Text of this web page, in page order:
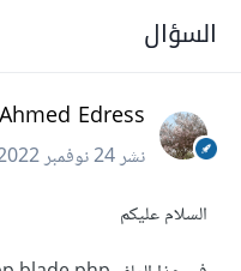
السؤال
Ahmed Edress
نشر24 نوفمبر 2022
السلام عليكم